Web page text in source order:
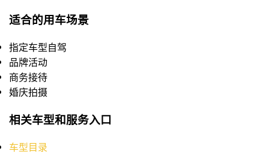
适合的用车场景
指定车型自驾
品牌活动
商务接待
婚庆拍摄
相关车型和服务入口
车型目录